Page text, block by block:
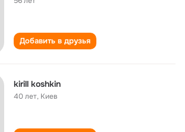
Добавить в друзья
kirill koshkin
40 лет, Киев